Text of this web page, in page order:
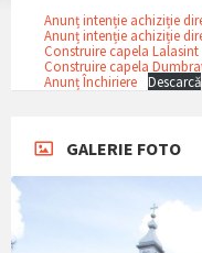
Anunț intenție achiziție
Anunț intenție achiziție
Construire capela Lalasint
Construire capela
Anunț Închiriere
Descarcă
GALERIE FOTO